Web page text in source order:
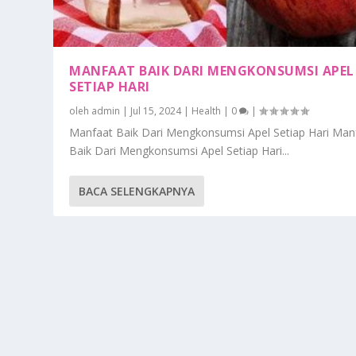
MANFAAT BAIK DARI MENGKONSUMSI APEL
SETIAP HARI
oleh admin | Jul 15, 2024| Health | 0 |
Manfaat Baik Dari Mengkonsumsi Apel Setiap Hari
Baik Dari Mengkonsumsi Apel Setiap Hari...
BACA SELENGKAPNYA